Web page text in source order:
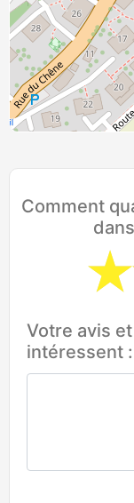
Comment
Votre avis
intéressent :